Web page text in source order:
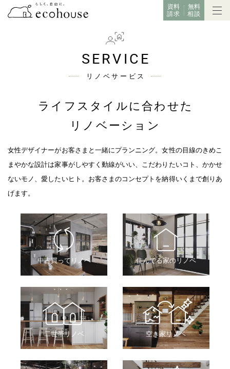
資料
請求
無料
相談
SERVICE
リノベサービス
ライフスタイルに合わせた
リノベーション
女性デザイナーがお客さまと一緒にプランニング。女性の目線のきめこ
まやかな設計は家事がしやすく動線がいい、
こだわりたいコト、かかせ
ないモノ、愛したいヒト。 お客さまのコンセプトを納得いくまで創りあ
げます。
中古買ってリノベ 住んでる家のリノベ
二世帯リノベ 空き家リノベ